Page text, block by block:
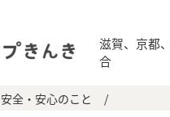
滋賀、京都
合
安全・安心のこと /